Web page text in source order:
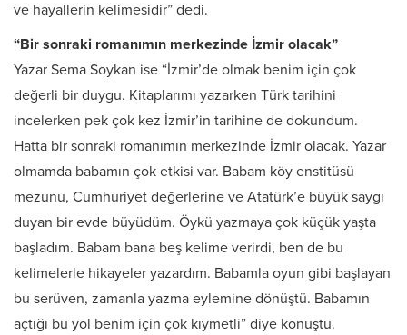
ve hayallerin kelimesidir” dedi.
“Bir sonraki romanımın merkezinde İzmir olacak”
Yazar Sema Soykan ise “İzmir’de olmak benim için çok
değerli bir duygu. Kitaplarımı yazarken Türk tarihini
incelerken pek çok kez İzmir’in tarihine de dokundum.
Hatta bir sonraki romanımın merkezinde İzmir olacak. Yazar
olmamda babamın çok etkisi var. Babam köy enstitüsü
mezunu, Cumhuriyet değerlerine ve Atatürk’e büyük saygı
duyan bir evde büyüdüm. Öykü yazmaya çok küçük yaşta
başladım. Babam bana beş kelime verirdi, ben de bu
kelimelerle hikayeler yazardım. Babamla oyun gibi başlayan
bu serüven, zamanla yazma eylemine dönüştü. Babamın
açtığı bu yol benim için çok kıymetli” diye konuştu.